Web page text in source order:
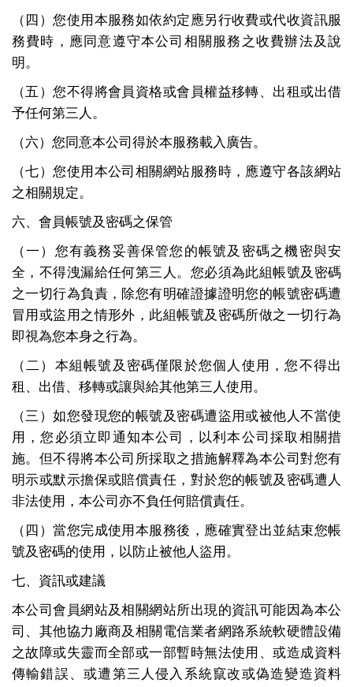
（四）您使用本服務如依約定應另行收費或代收資訊服
務費時，應同意遵守本公司相關服務之收費辦法及說
明。
（五）您不得將會員資格或會員權益移轉、出租或出借
予任何第三人。
（六）您同意本公司得於本服務載入廣告。
（七）您使用本公司相關網站服務時，應遵守各該網站
之相關規定。
六、會員帳號及密碼之保管
（一）您有義務妥善保管您的帳號及密碼之機密與安
全，不得洩漏給任何第三人。您必須為此組帳號及密碼
之一切行為負責，除您有明確證據證明您的帳號密碼遭
冒用或盜用之情形外，此組帳號及密碼所做之一切行為
即視為您本身之行為。
（二）本組帳號及密碼僅限於您個人使用，您不得出
租、出借、移轉或讓與給其他第三人使用。
（三）如您發現您的帳號及密碼遭盜用或被他人不當使
用，您必須立即通知本公司，以利本公司採取相關措
施。但不得將本公司所採取之措施解釋為本公司對您有
明示或默示擔保或賠償責任，對於您的帳號及密碼遭人
非法使用，本公司亦不負任何賠償責任。
（四）當您完成使用本服務後，應確實登出並結束您帳
號及密碼的使用，以防止被他人盜用。
七、資訊或建議
本公司會員網站及相關網站所出現的資訊可能因為本公
司、其他協力廠商及相關電信業者網路系統軟硬體設備
之故障或失靈而全部或一部暫時無法使用、或造成資料
傳輸錯誤、或遭第三人侵入系統竄改或偽造變造資料